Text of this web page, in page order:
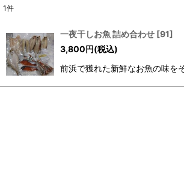
並び順:
1件
一夜干しお魚 詰め合わせ [91]
3,800円(税込)
前浜で獲れた新鮮なお魚の味